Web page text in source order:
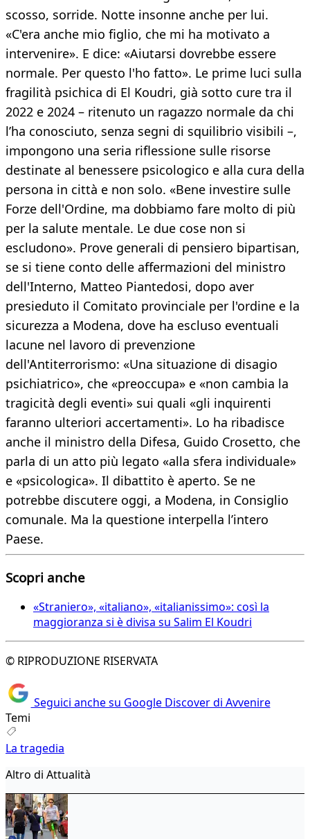
scosso, sorride. Notte insonne anche per lui.
«C'era anche mio figlio, che mi ha motivato a
intervenire». E dice: «Aiutarsi dovrebbe essere
normale. Per questo l'ho fatto». Le prime luci sulla
fragilità psichica di El Koudri, già sotto cure tra il
2022 e 2024 – ritenuto un ragazzo normale da chi
l’ha conosciuto, senza segni di squilibrio visibili –,
impongono una seria riflessione sulle risorse
destinate al benessere psicologico e alla cura della
persona in città e non solo. «Bene investire sulle
Forze dell'Ordine, ma dobbiamo fare molto di più
per la salute mentale. Le due cose non si
escludono». Prove generali di pensiero bipartisan,
se si tiene conto delle affermazioni del ministro
dell'Interno, Matteo Piantedosi, dopo aver
presieduto il Comitato provinciale per l'ordine e la
sicurezza a Modena, dove ha escluso eventuali
lacune nel lavoro di prevenzione
dell'Antiterrorismo: «Una situazione di disagio
psichiatrico», che «preoccupa» e «non cambia la
tragicità degli eventi» sui quali «gli inquirenti
faranno ulteriori accertamenti». Lo ha ribadisce
anche il ministro della Difesa, Guido Crosetto, che
parla di un atto più legato «alla sfera individuale»
e «psicologica». Il dibattito è aperto. Se ne
potrebbe discutere oggi, a Modena, in Consiglio
comunale. Ma la questione interpella l’intero
Paese.
Scopri anche
«Straniero», «italiano», «italianissimo»: così la
maggioranza si è divisa su Salim El Koudri
© RIPRODUZIONE RISERVATA
Seguici anche su Google Discover di Avvenire
Temi
La tragedia
Altro di Attualità